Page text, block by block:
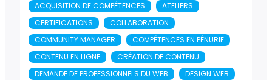
ACQUISITION DE COMPÉTENCES
ATELIERS
CERTIFICATIONS
COLLABORATION
COMMUNITY MANAGER
COMPÉTENCES EN PÉNURIE
CONTENU EN LIGNE
CRÉATION DE CONTENU
DEMANDE DE PROFESSIONNELS DU WEB
DESIGN WEB